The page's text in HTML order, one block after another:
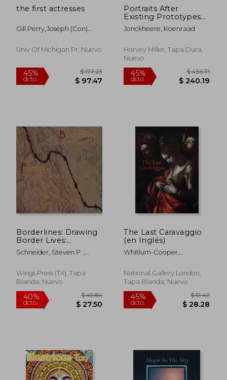
the first actresses
Gill Perry,joseph (con)
Univ Of Michigan Pr, Nuevo
45%
dcto. $ 97.47
Portraits After
Existing Prototypes
(en Inglés)
Jonckheere, Koenraad
Harvey Miller, Tapa Dura,
Nuevo
45%
dcto.
Borderlines: Drawing
Border Lives:
Fronteras: Dibujando
Las Vidas Fronterizas
Schneider, Steven P. ;
Norma E.
Wings Press (TX), Tapa
Blanda, Nuevo
The Last Caravaggio
(en Inglés)
Whitlum-Cooper,
National Gallery London,
Tapa Blanda, Nuevo